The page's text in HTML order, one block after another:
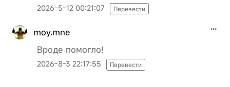
2026-5-12 00:21:07 Перевести
moy.mne
Вроде помогло!
2026-8-3 22:17:55 Перевести